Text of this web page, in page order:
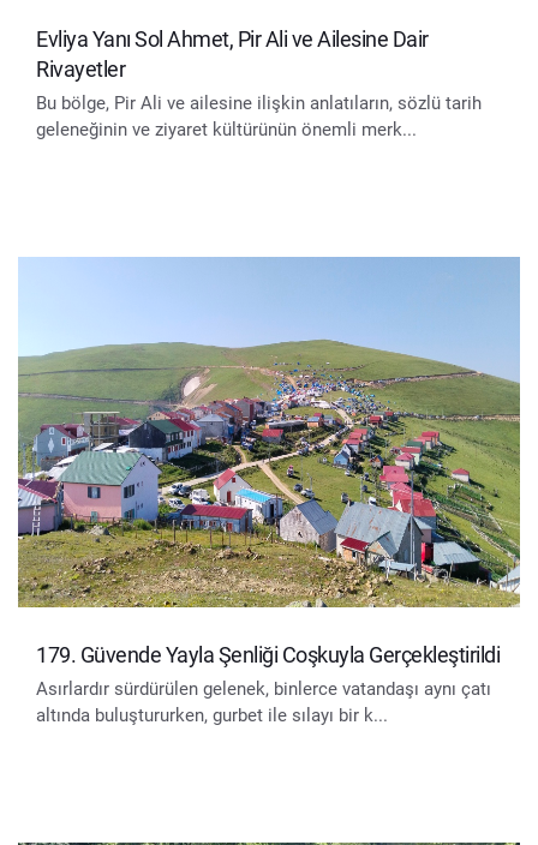
Evliya Yanı Sol Ahmet, Pir Ali ve Ailesine Dair
Rivayetler
Bu bölge, Pir Ali ve ailesine ilişkin anlatıların, sözlü tarih
geleneğinin ve ziyaret kültürünün önemli merk...
179. Güvende Yayla Şenliği Coşkuyla Gerçekleştirildi
Asırlardır sürdürülen gelenek, binlerce vatandaşı aynı çatı
altında buluştururken, gurbet ile sılayı bir k...